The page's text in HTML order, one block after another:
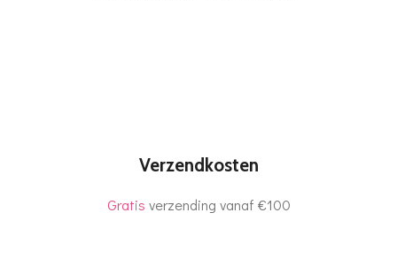
Verzendkosten
Gratis verzending vanaf €100